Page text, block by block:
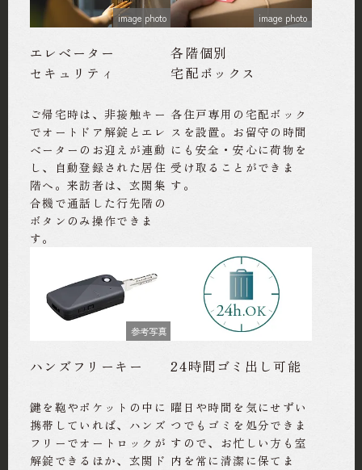
image photo
エレベーター
セキュリティ
ご帰宅時は、非接触キー
でオートドア解錠とエレ
ベーターのお迎えが連動
し、自動登録された居住
階へ。来訪者は、玄関集
合機で通話した行先階の
ボタンのみ操作できま
す。
image photo
各階個別
宅配ボックス
各住戸専用の宅配ボック
スを設置。お留守の時間
にも安全・安心に荷物を
受け取ることができま
す。
参考写真
ハンズフリーキー
鍵を鞄やポケットの中に
携帯していれば、ハンズ
フリーでオートロックが
解錠できるほか、玄関ド
24時間ゴミ出し可能
曜日や時間を気にせずい
つでもゴミを処分できま
すので、お忙しい方も室
内を常に清潔に保てま